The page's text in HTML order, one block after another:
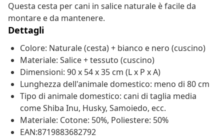
Questa cesta per cani in salice naturale è facile da
montare e da mantenere.
Dettagli
Colore: Naturale (cesta) + bianco e nero (cuscino)
Materiale: Salice + tessuto (cuscino)
Dimensioni: 90 x 54 x 35 cm (L x P x A)
Lunghezza dell'animale domestico: meno di 80 cm
Tipo di animale domestico: cani di taglia media
come Shiba Inu, Husky, Samoiedo, ecc.
Materiale: Cotone: 50%, Poliestere: 50%
EAN:8719883682792